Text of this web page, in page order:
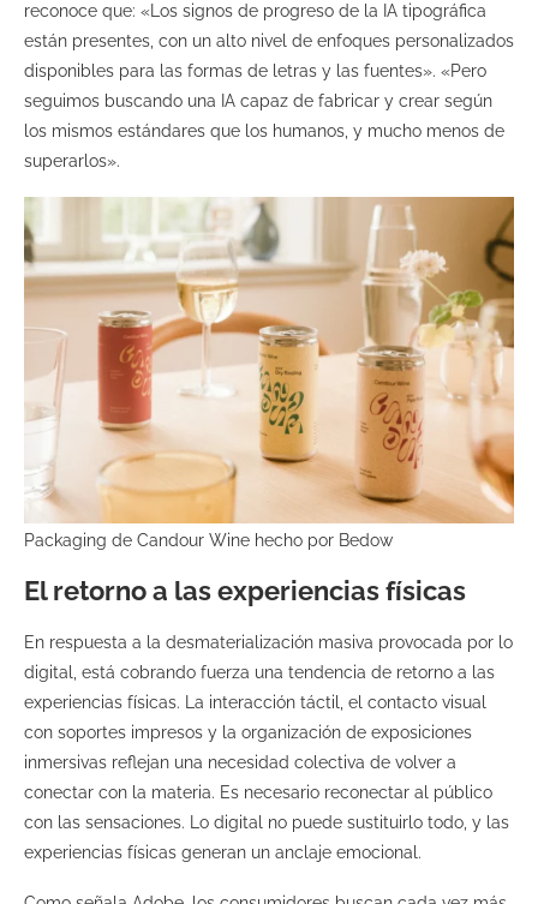
reconoce que: «Los signos de progreso de la IA tipográfica
están presentes, con un alto nivel de enfoques personalizados
disponibles para las formas de letras y las fuentes». «Pero
seguimos buscando una IA capaz de fabricar y crear según
los mismos estándares que los humanos, y mucho menos de
superarlos».
Packaging de Candour Wine hecho por Bedow
El retorno a las experiencias físicas
En respuesta a la desmaterialización masiva provocada por lo
digital, está cobrando fuerza una tendencia de retorno a las
experiencias físicas. La interacción táctil, el contacto visual
con soportes impresos y la organización de exposiciones
inmersivas reflejan una necesidad colectiva de volver a
conectar con la materia. Es necesario reconectar al público
con las sensaciones. Lo digital no puede sustituirlo todo, y las
experiencias físicas generan un anclaje emocional.